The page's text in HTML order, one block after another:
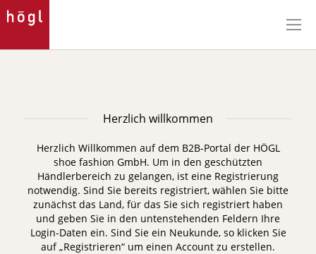
zum
Herzlich willkommen
Herzlich Willkommen auf dem B2B-Portal der HÖGL
shoe fashion GmbH. Um in den geschützten
Händlerbereich zu gelangen, ist eine Registrierung
notwendig. Sind Sie bereits registriert, wählen Sie bitte
zunächst das Land, für das Sie sich registriert haben
und geben Sie in den untenstehenden Feldern Ihre
Login-Daten ein. Sind Sie ein Neukunde, so klicken Sie
auf „Registrieren“ um einen Account zu erstellen.